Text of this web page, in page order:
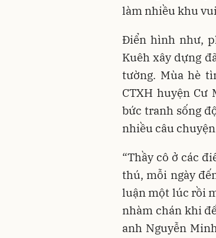
làm nhiều khu
Điển hình như,
Kuêh xây dựng
tường. Mùa hè
CTXH huyện Cư
bức tranh sống
nhiều câu
“Thầy cô ở các
thú, mỗi ngày
luận một lúc rồi
nhàm chán khi
anh Nguyễn